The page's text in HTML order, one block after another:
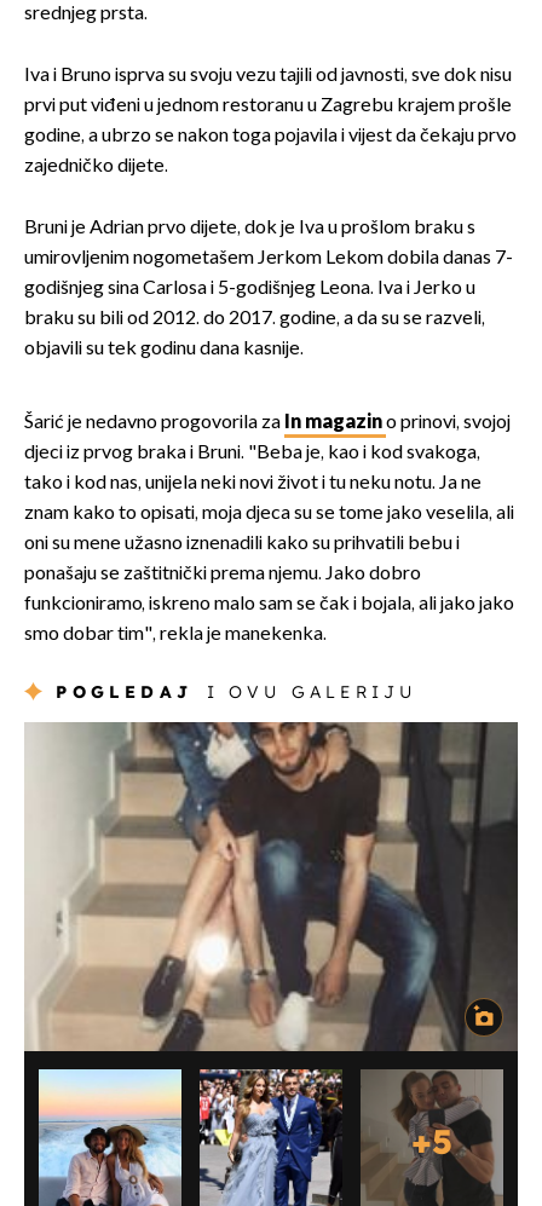
srednjeg prsta.
Iva i Bruno isprva su svoju vezu tajili od javnosti, sve dok nisu
prvi put viđeni u jednom restoranu u Zagrebu krajem prošle
godine, a ubrzo se nakon toga pojavila i vijest da čekaju prvo
zajedničko dijete.
Bruni je Adrian prvo dijete, dok je Iva u prošlom braku s
umirovljenim nogometašem Jerkom Lekom dobila danas 7-
godišnjeg sina Carlosa i 5-godišnjeg Leona. Iva i Jerko u
braku su bili od 2012. do 2017. godine, a da su se razveli,
objavili su tek godinu dana kasnije.
Šarić je nedavno progovorila za In magazino prinovi, svojoj
djeci iz prvog braka i Bruni. "Beba je, kao i kod svakoga,
tako i kod nas, unijela neki novi život i tu neku notu. Ja ne
znam kako to opisati, moja djeca su se tome jako veselila, ali
oni su mene užasno iznenadili kako su prihvatili bebu i
ponašaju se zaštitnički prema njemu. Jako dobro
funkcioniramo, iskreno malo sam se čak i bojala, ali jako jako
smo dobar tim", rekla je manekenka.
POGLEDAJ I OVU GALERIJU
+5